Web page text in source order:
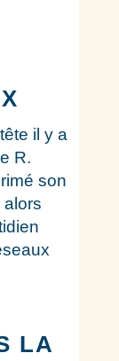
il y a
R.
son
LA